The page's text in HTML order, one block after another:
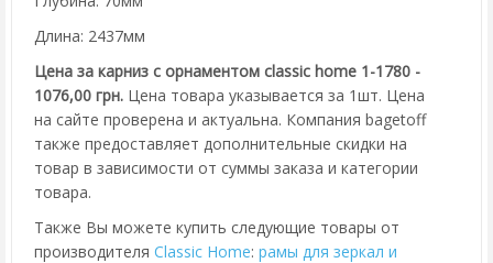
Длина: 2437мм
Цена за карниз с орнаментом classic home 1-1780 -
1076,00 грн. Цена товара указывается за 1шт. Цена
на сайте проверена и актуальна. Компания bagetoff
также предоставляет дополнительные скидки на
товар в зависимости от суммы заказа и категории
товара.
Также Вы можете купить следующие товары от
производителя Classic Home: рамы для зеркал и